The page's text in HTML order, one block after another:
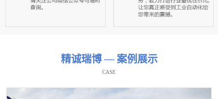
精诚瑞博 — 案例展示
CASE